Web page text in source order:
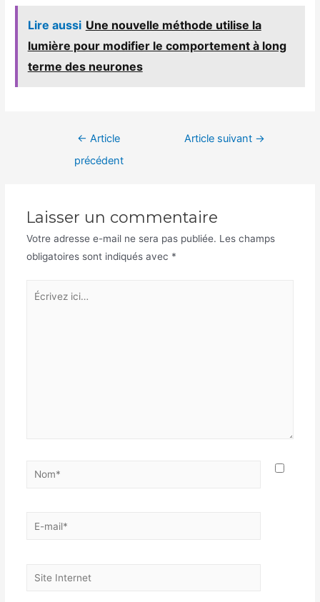
Lire aussi Une nouvelle méthode utilise la
lumière pour modifier le comportement à long
terme des neurones
Navigation← Article
précédent
Article suivant →
Laisser un commentaire
Votre adresse e-mail ne sera pas publiée. Les champs
obligatoires sont indiqués avec *
Écrivez
Nom*
E-
Site